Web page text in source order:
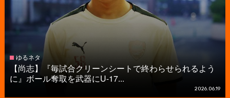
ゆるネタ
【尚志】『毎試合クリーンシートで終わらせられるよう
に』ボール奪取を武器にU-17...
2026.06.19